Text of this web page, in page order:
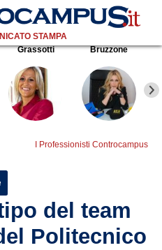
STAMPA
Grassotti Bruzzone
I Professionisti Controcampus
del team
Politecnico